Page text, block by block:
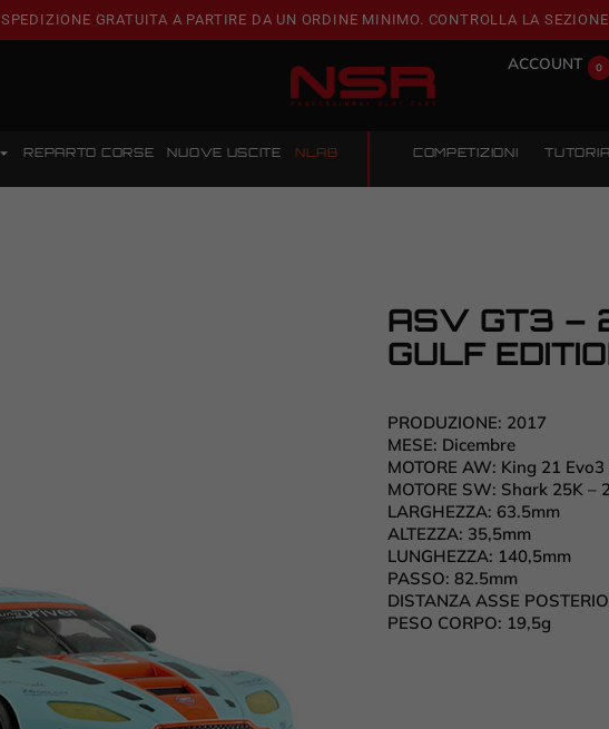
SPEDIZIONE GRATUITA A PARTIRE DA UN ORDINE MINIMO. CONTROLLA LA
ACCOUNT 0
REPARTO CORSE NUOVE USCITE NLAB COMPETIZIONI
ASV GT3 –
GULF
PRODUZIONE: 2017
MESE: Dicembre
MOTORE AW: King 21
MOTORE SW: Shark 25K –
LARGHEZZA: 63.5mm
ALTEZZA: 35,5mm
LUNGHEZZA: 140,5mm
PASSO: 82.5mm
DISTANZA ASSE
PESO CORPO: 19,5g